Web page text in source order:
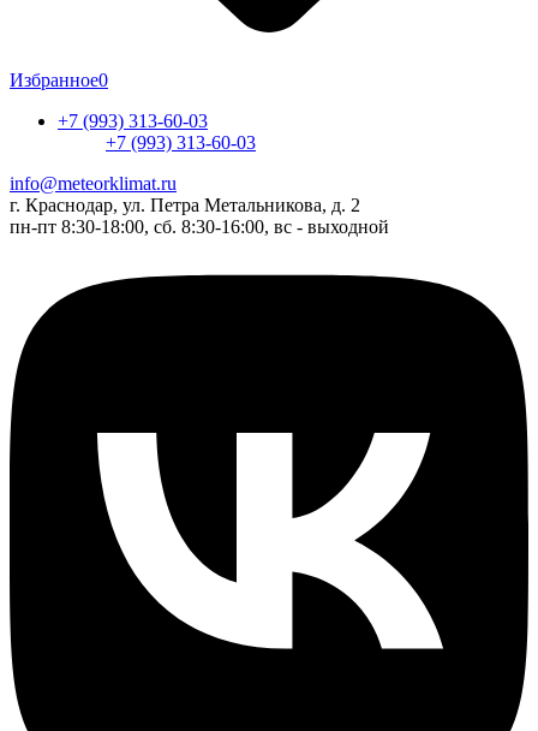
Избранное0
+7 (993) 313-60-03
+7 (993) 313-60-03
info@meteorklimat.ru
г. Краснодар, ул. Петра Метальникова, д. 2
пн-пт 8:30-18:00, сб. 8:30-16:00, вс - выходной